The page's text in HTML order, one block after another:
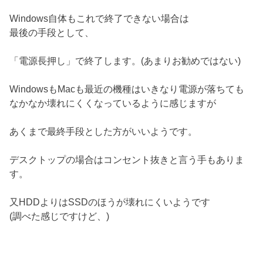
Windows自体もこれで終了できない場合は
最後の手段として、
「電源長押し」で終了します。(あまりお勧めではない)
WindowsもMacも最近の機種はいきなり電源が落ちても
なかなか壊れにくくなっているように感じますが
あくまで最終手段とした方がいいようです。
デスクトップの場合はコンセント抜きと言う手もありま
す。
又HDDよりはSSDのほうが壊れにくいようです
(調べた感じですけど、)